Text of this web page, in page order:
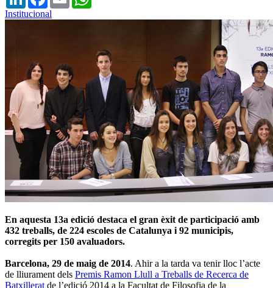
Institucional
En aquesta 13a edició destaca el gran èxit de participació amb
432 treballs, de 224 escoles de Catalunya i 92 municipis,
corregits per 150 avaluadors.
Barcelona, 29 de maig de 2014. Ahir a la tarda va tenir lloc l’acte
de lliurament dels Premis Ramon Llull a Treballs de Recerca de
Batxillerat de l’edició 2014 a la Facultat de Filosofia de la